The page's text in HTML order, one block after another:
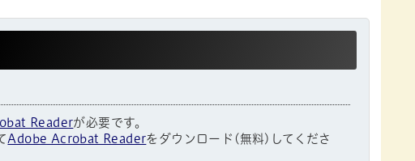
Readerが必要です。
Adobe Acrobat Readerをダウンロード(無料)してくださ